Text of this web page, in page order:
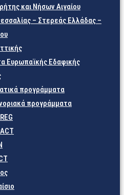
και Νήσων Αιγαίου
– Στερεάς Ελλάδας –
Ευρωπαϊκής Εδαφικής
προγράμματα
προγράμματα